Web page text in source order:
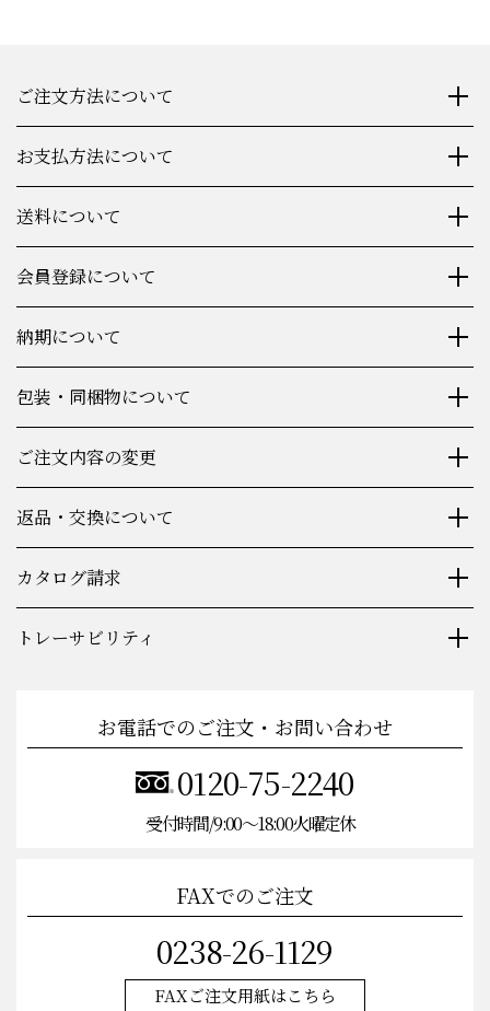
ご注文方法について
お支払方法について
送料について
会員登録について
納期について
包装・同梱物について
ご注文内容の変更
返品・交換について
カタログ請求
トレーサビリティ
お電話でのご注文・お問い合わせ
0120-75-2240
受付時間/9:00〜18:00火曜定休
FAXでのご注文
0238-26-1129
FAXご注文用紙はこちら